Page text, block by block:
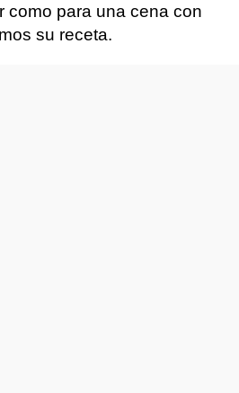
como para una cena con
su receta.